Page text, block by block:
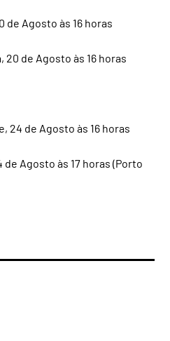
de Agosto às 16 horas
20 de Agosto às 16 horas
24 de Agosto às 16 horas
de Agosto às 17 horas (Porto